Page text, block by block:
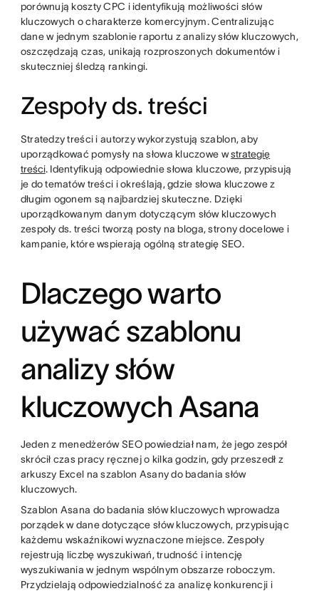
porównują koszty CPC i identyfikują możliwości słów
kluczowych o charakterze komercyjnym. Centralizując
dane w jednym szablonie raportu z analizy słów kluczowych,
oszczędzają czas, unikają rozproszonych dokumentów i
skuteczniej śledzą rankingi.
Zespoły ds. treści
Stratedzy treści i autorzy wykorzystują szablon, aby
uporządkować pomysły na słowa kluczowe wstrategię
treści. Identyfikują odpowiednie słowa kluczowe, przypisują
je do tematów treści i określają, gdzie słowa kluczowe z
długim ogonem są najbardziej skuteczne. Dzięki
uporządkowanym danym dotyczącym słów kluczowych
zespoły ds. treści tworzą posty na bloga, strony docelowe i
kampanie, które wspierają ogólną strategię SEO.
Dlaczego warto
używać szablonu
analizy słów
kluczowych Asana
Jeden z menedżerów SEO powiedział nam, że jego zespół
skrócił czas pracy ręcznej o kilka godzin, gdy przeszedł z
arkuszy Excel na szablon Asany do badania słów
kluczowych.
Szablon Asana do badania słów kluczowych wprowadza
porządek w dane dotyczące słów kluczowych, przypisując
każdemu wskaźnikowi wyznaczone miejsce. Zespoły
rejestrują liczbę wyszukiwań, trudność i intencję
wyszukiwania w jednym wspólnym obszarze roboczym.
Przydzielają odpowiedzialność za analizę konkurencji i